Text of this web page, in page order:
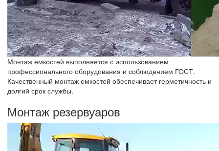
Монтаж емкостей выполняется с использованием
профессионального оборудования и соблюдением ГОСТ.
Качественный монтаж емкостей обеспечивает герметичность и
долгий срок службы.
Монтаж резервуаров